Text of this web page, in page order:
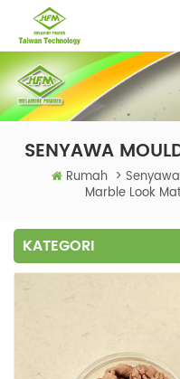
SENYAWA
Rumah >
Marble Look
KATEGORI